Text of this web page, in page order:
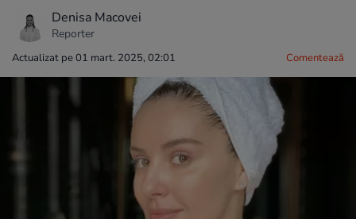
Denisa Macovei
Reporter
Actualizat pe 01 mart. 2025, 02:01 Comentează